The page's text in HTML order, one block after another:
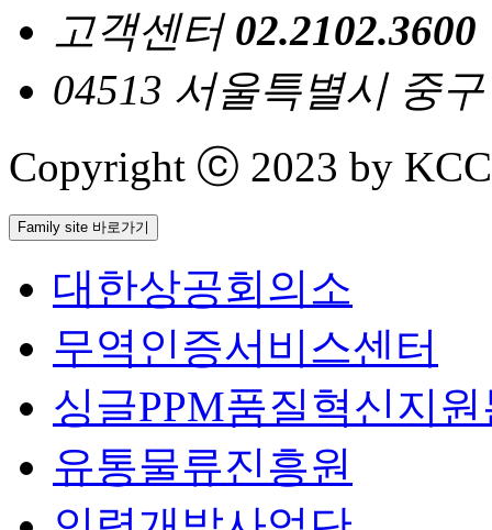
고객센터 02.2102.3600
04513 서울특별시 중
Copyright ⓒ 2023 by
Family site 바로가기
대한상공회의소
무역인증서비스센터
싱글PPM품질혁신지
유통물류진흥원